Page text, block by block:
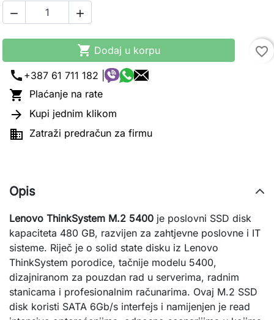
 
 Dodaj u korpu
favorite_border
call +387 61 711 182 |
 Plaćanje na rate
 Kupi jednim klikom
 Zatraži predračun za firmu
Opis
Lenovo ThinkSystem M.2 5400 je poslovni SSD disk
kapaciteta 480 GB, razvijen za zahtjevne poslovne i IT
sisteme. Riječ je o solid state disku iz Lenovo
ThinkSystem porodice, tačnije modelu 5400,
dizajniranom za pouzdan rad u serverima, radnim
stanicama i profesionalnim računarima. Ovaj M.2 SSD
disk koristi SATA 6Gb/s interfejs i namijenjen je read